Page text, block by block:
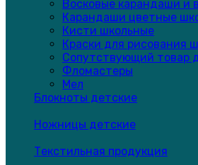
Восковые карандаши и
Карандаши цветные
Кисти школьные
Краски для рисования
Сопутствующий товар
Фломастеры
Мел
Блокноты детские
Ножницы детские
Текстильная продукция